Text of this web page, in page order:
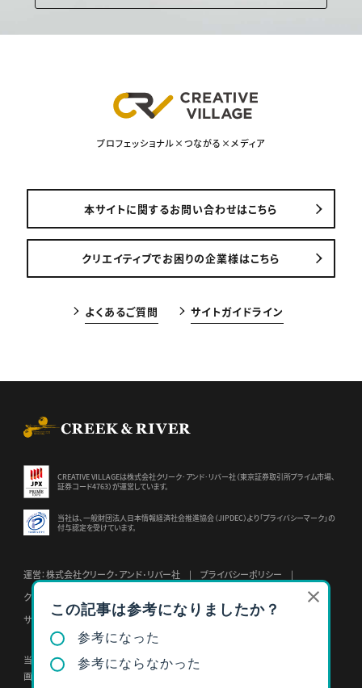
プロフェッショナル×つながる×メディア
本サイトに関するお問い合わせはこちら
クリエイティブでお困りの企業様はこちら
よくあるご質問 サイトガイドライン
CREATIVE VILLAGEは株式会社クリーク･アンド･リバー社（東京証券取引所プライム市場、
証券コード4763）が運営しています。
当社は、一般財団法人日本情報経済社会推進協会（JIPDEC）より 「プライバシーマーク」の
付与認定を受けています。
運営：株式会社クリーク･アンド･リバー社
プライバシーポリシー
クリーク･アンド･リバー社会員規約
サイトポリシー
当サイトの内容、テキスト、
画像等の無断転載・無断使用を固く禁じます。